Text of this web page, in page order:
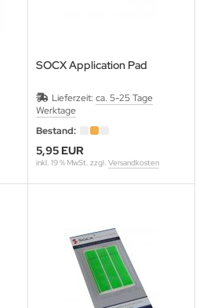
SOCX Application Pad
Lieferzeit: ca. 5-25 Tage
Werktage
Bestand:
5,95 EUR
inkl. 19 % MwSt. zzgl. Versandkosten